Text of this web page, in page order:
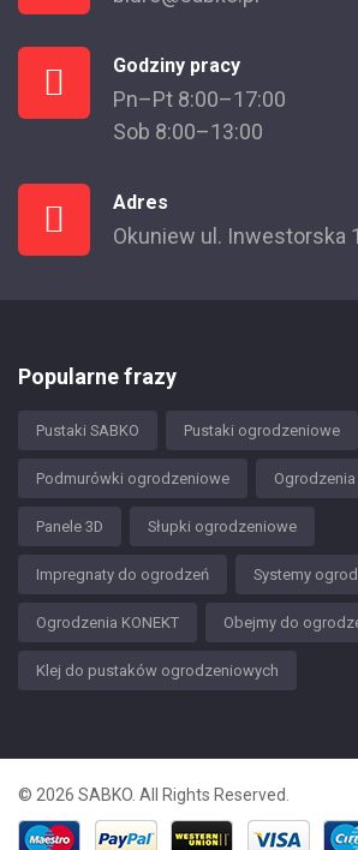
Godziny pracy
Pn–Pt 8:00–17:00
Sob 8:00–13:00
Adres
Okuniew ul. Inwestorska
Popularne frazy
Pustaki SABKO Pustaki ogrodzeniowe
Podmurówki ogrodzeniowe
Panele 3D Słupki ogrodzeniowe
Impregnaty do ogrodzeń Systemy
Ogrodzenia KONEKT Obejmy do
Klej do pustaków ogrodzeniowych
© 2026 SABKO. All Rights Reserved.